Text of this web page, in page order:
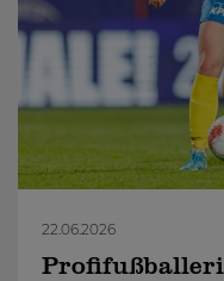
22.06.2026